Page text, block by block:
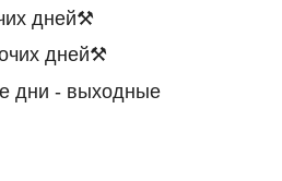
дней⚒
дней⚒
дни - выходные